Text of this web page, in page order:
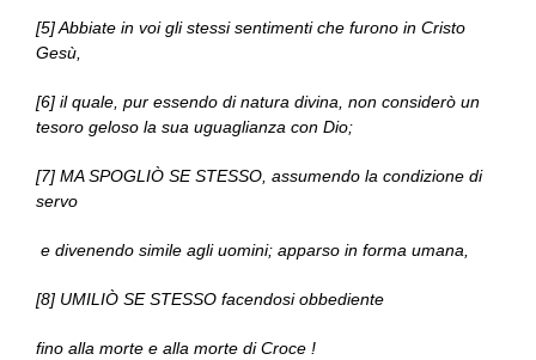
[5] Abbiate in voi gli stessi sentimenti che furono in Cristo
Gesù,
[6] il quale, pur essendo di natura divina, non considerò un
tesoro geloso la sua uguaglianza con Dio;
[7] MA SPOGLIÒ SE STESSO, assumendo la condizione di
servo
e divenendo simile agli uomini; apparso in forma umana,
[8] UMILIÒ SE STESSO facendosi obbediente
fino alla morte e alla morte di Croce !